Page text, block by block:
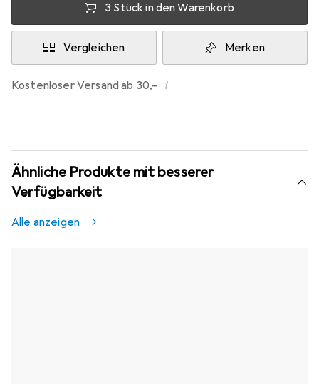
3 Stück in den Warenkorb
Vergleichen Merken
Kostenloser Versand ab 30,– i
Ähnliche Produkte mit besserer
Verfügbarkeit
Alle anzeigen